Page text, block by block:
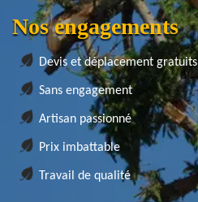
Nos engagements
Devis et déplacement gratuits
Sans engagement
Artisan passionné
Prix imbattable
Travail de qualité